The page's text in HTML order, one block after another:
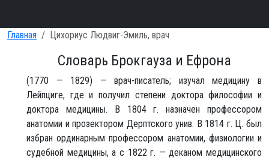
Главная Цихориус Людвиг-Эмиль, врач
Словарь Брокгауза и Ефрона
(1770 — 1829) — врач-писатель; изучал медицину в
Лейпциге, где и получил степени доктора философии и
доктора медицины. В 1804 г. назначен профессором
анатомии и прозектором Дерптского унив. В 1814 г. Ц. был
избран ординарным профессором анатомии, физиологии и
судебной медицины, а с 1822 г. — деканом медицинского